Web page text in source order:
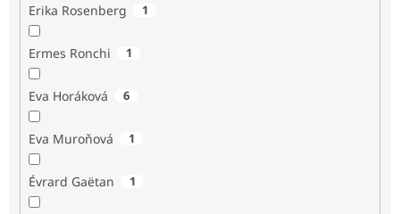
Erika Rosenberg 1
Ermes Ronchi 1
Eva Horáková 6
Eva Muroňová 1
Évrard Gaëtan 1